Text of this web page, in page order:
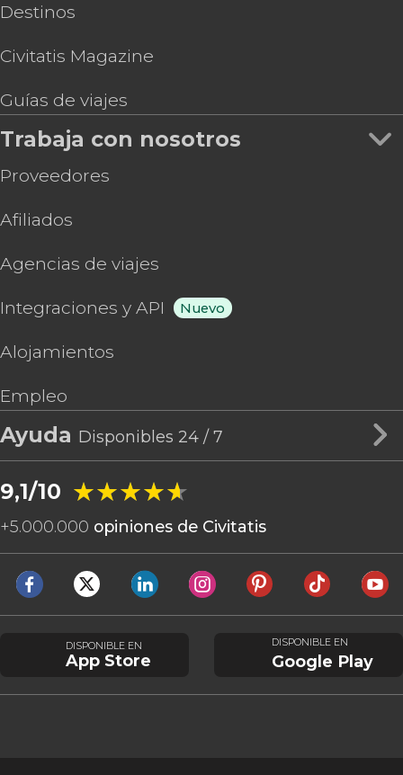
Destinos
Civitatis Magazine
Guías de viajes
Trabaja con nosotros
Proveedores
Afiliados
Agencias de viajes
Integraciones y API Nuevo
Alojamientos
Empleo
Ayuda Disponibles 24 / 7
9,1/10 ★★★★★
★★★★★
+5.000.000 opiniones de Civitatis
DISPONIBLE EN
App Store
DISPONIBLE EN
Google Play